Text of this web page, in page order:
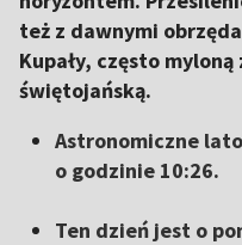
też z dawnymi
Kupały, często
świętojańską.
Astronomiczne
o godzinie 10:26.
Ten dzień jest o